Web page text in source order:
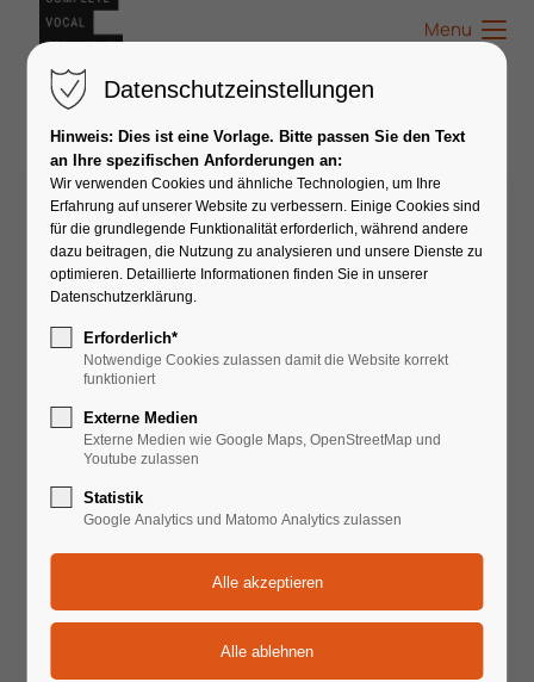
Menu
Anna Liebst
Datenschutzeinstellungen
Hinweis: Dies ist eine Vorlage. Bitte passen Sie den Text
an Ihre spezifischen Anforderungen an:
Wir verwenden Cookies und ähnliche Technologien, um Ihre
Erfahrung auf unserer Website zu verbessern. Einige Cookies sind
für die grundlegende Funktionalität erforderlich, während andere
dazu beitragen, die Nutzung zu analysieren und unsere Dienste zu
optimieren. Detaillierte Informationen finden Sie in unserer
Datenschutzerklärung.
Erforderlich*
Notwendige Cookies zulassen damit die Website korrekt
funktioniert
Externe Medien
Externe Medien wie Google Maps, OpenStreetMap und
Youtube zulassen
Statistik
Google Analytics und Matomo Analytics zulassen